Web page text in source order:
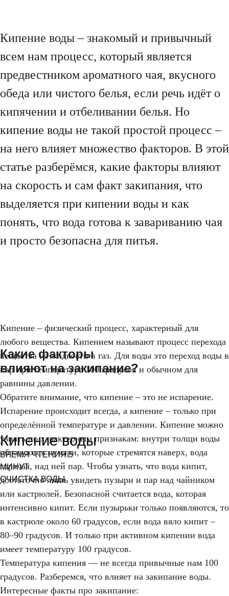
Кипение воды
ВРЕМЯ ЧТЕНИЯ 5
МИНУТ
ОЧИСТКА ВОДЫ
Кипение воды – знакомый и привычный
всем нам процесс, который является
предвестником ароматного чая, вкусного
обеда или чистого белья, если речь идёт о
кипячении и отбеливании белья. Но
кипение воды не такой простой процесс –
на него влияет множество факторов. В этой
статье разберёмся, какие факторы влияют
на скорость и сам факт закипания, что
выделяется при кипении воды и как
понять, что вода готова к завариванию чая
и просто безопасна для питья.
Какие факторы
влияют на закипание?
Кипение – физический процесс, характерный для
любого вещества. Кипением называют процесс перехода
вещества из жидкости в газ. Для воды это переход воды в
пар при температуре 100 градусов и обычном для
равнины давлении.
Обратите внимание, что кипение – это не испарение.
Испарение происходит всегда, а кипение – только при
определённой температуре и давлении. Кипение можно
узнать по характерным признакам: внутри толщи воды
образуются пузыри, которые стремятся наверх, вода
горячая, над ней пар. Чтобы узнать, что вода кипит,
достаточно лишь увидеть пузыри и пар над чайником
или кастрюлей. Безопасной считается вода, которая
интенсивно кипит. Если пузырьки только появляются, то
в кастрюле около 60 градусов, если вода вяло кипит –
80–90 градусов. И только при активном кипении вода
имеет температуру 100 градусов.
Температура кипения — не всегда привычные нам 100
градусов. Разберемся, что влияет на закипание воды.
Интересные факты про закипание: